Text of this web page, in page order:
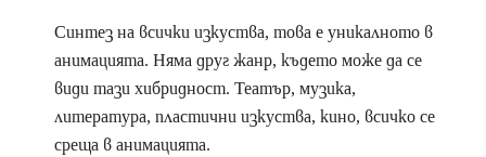
Синтез на всички изкуства, това е уникалното в
анимацията. Няма друг жанр, където може да се
види тази хибридност. Театър, музика,
литература, пластични изкуства, кино, всичко се
среща в анимацията.